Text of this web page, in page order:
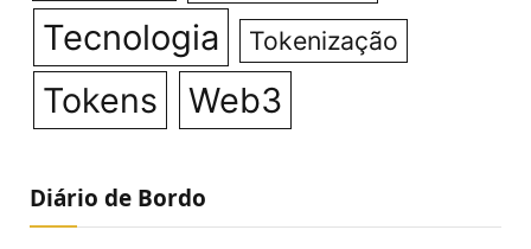
Tecnologia Tokenização
Tokens Web3
Diário de Bordo